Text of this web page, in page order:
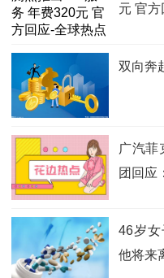
元 官
双向奔
广汽菲
团回应
46岁
他将来